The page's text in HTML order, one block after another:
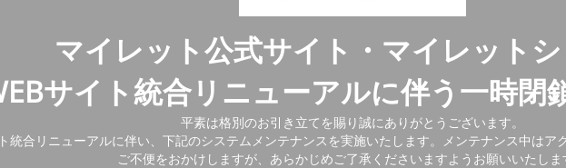
マイレット公式サイト・マイレット
サイト統合リニューアルに伴う一時閉
平素は格別のお引き立てを賜り誠にありがとうございます。
統合リニューアルに伴い、下記のシステムメンテナンスを実施いたします。メンテナンス中はア
ご不便をおかけしますが、あらかじめご了承くださいますようお願いいたしま